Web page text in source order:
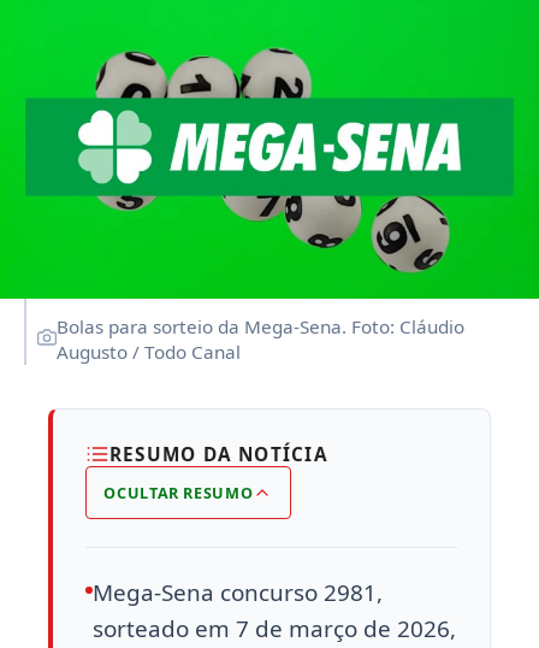
Bolas para sorteio da Mega-Sena. Foto: Cláudio
Augusto / Todo Canal
RESUMO DA NOTÍCIA
OCULTAR RESUMO
Mega-Sena concurso 2981,
sorteado em 7 de março de 2026,